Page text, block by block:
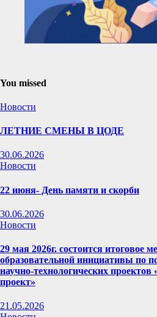
You missed
Новости
ЛЕТНИЕ СМЕНЫ В ЦОДЕ
30.06.2026
Новости
22 июня- День памяти и скорби
30.06.2026
Новости
29 мая 2026г. состоится итоговое
образовательной инициативы по
научно-технологических
проект»
21.05.2026